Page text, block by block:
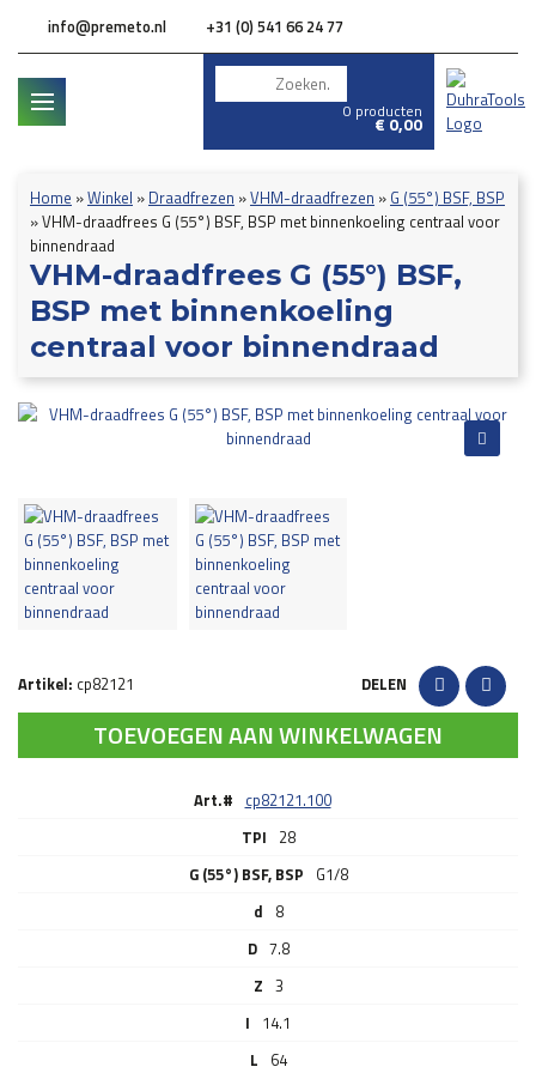
info@premeto.nl +31 (0) 541 66 24 77
0 producten
€0,00
Home »Winkel » Draadfrezen »VHM-draadfrezen » G (55°) BSF, BSP
»VHM-draadfrees G (55°) BSF, BSP met binnenkoeling centraal voor
binnendraad
VHM-draadfrees G (55°) BSF,
BSP met binnenkoeling
centraal voor binnendraad
Artikel: cp82121 DELEN
TOEVOEGEN AAN WINKELWAGEN
Art.# cp82121.100
TPI 28
G (55°) BSF, BSP G1/8
d 8
D 7.8
Z 3
I 14.1
L 64